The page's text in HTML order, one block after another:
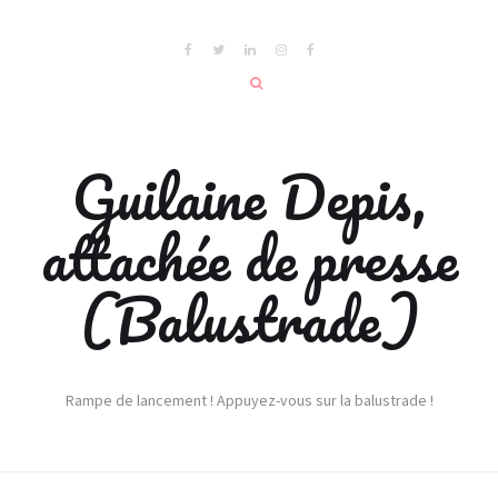
Guilaine Depis,
attachée de presse
(Balustrade)
Rampe de lancement ! Appuyez-vous sur la balustrade !